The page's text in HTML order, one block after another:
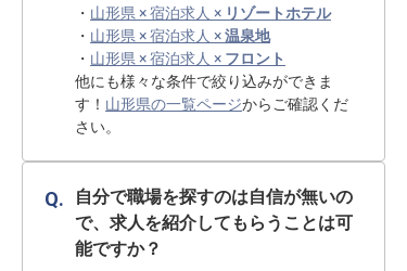
・ 山形県 × 宿泊求人 × リゾートホテル
・ 山形県 × 宿泊求人 ×温泉地
・ 山形県 × 宿泊求人 × フロント
他にも様々な条件で絞り込みができま
す！ 山形県の一覧ページからご確認くだ
さい。
自分で職場を探すのは自信が無いの
で、求人を紹介してもらうことは可
能ですか？